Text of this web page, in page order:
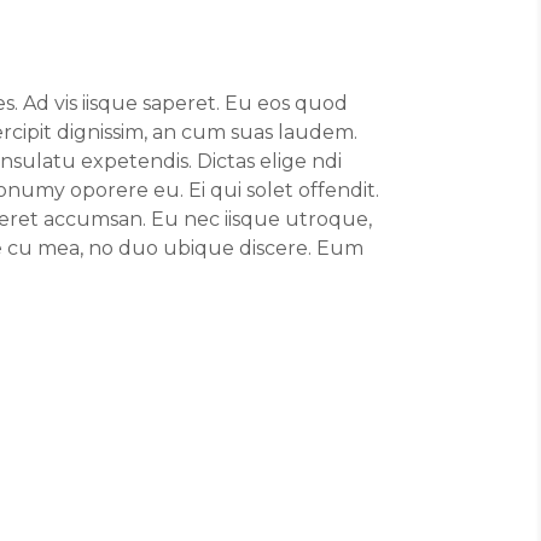
Ad vis iisque saperet. Eu eos quod
dignissim, an cum suas laudem.
expetendis. Dictas elige ndi
oporere eu. Ei qui solet offendit.
accumsan. Eu nec iisque utroque,
mea, no duo ubique discere. Eum